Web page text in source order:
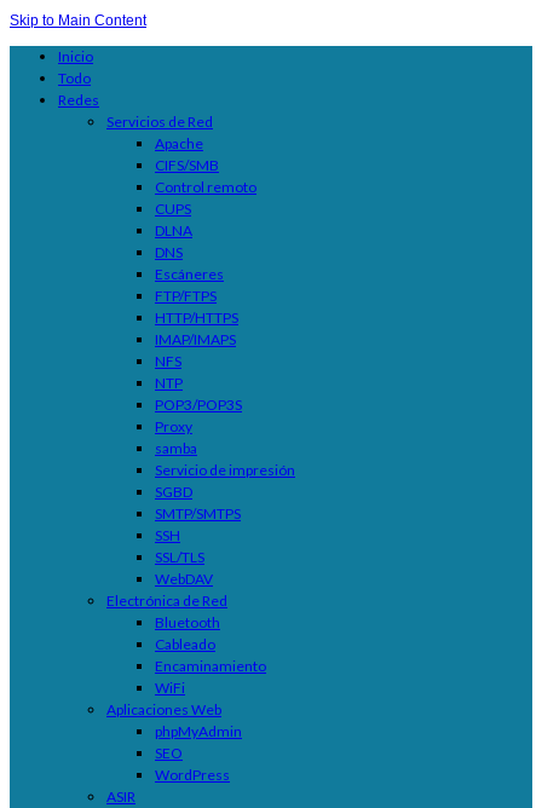
Skip to Main Content
Inicio
Todo
Redes
Servicios de Red
Apache
CIFS/SMB
Control remoto
CUPS
DLNA
DNS
Escáneres
FTP/FTPS
HTTP/HTTPS
IMAP/IMAPS
NFS
NTP
POP3/POP3S
Proxy
samba
Servicio de impresión
SGBD
SMTP/SMTPS
SSH
SSL/TLS
WebDAV
Electrónica de Red
Bluetooth
Cableado
Encaminamiento
WiFi
Aplicaciones Web
phpMyAdmin
SEO
WordPress
ASIR